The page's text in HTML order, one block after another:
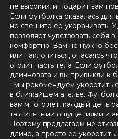
не высоких, и подарит вам
Если футболка оказалась
не спешите её укорачивать.
позволяет чувствовать себя
комфортно. Вам не нужно
или наклониться, опасаясь
оголит часть тела. Если
длинновата и вы привыкли к
- мы рекомендуем укоротить
в ближайшем ателье.
вам много лет, каждый день
тактильными ощущениями и
Поэтому предлагаем не
длине, а просто её укоротить.